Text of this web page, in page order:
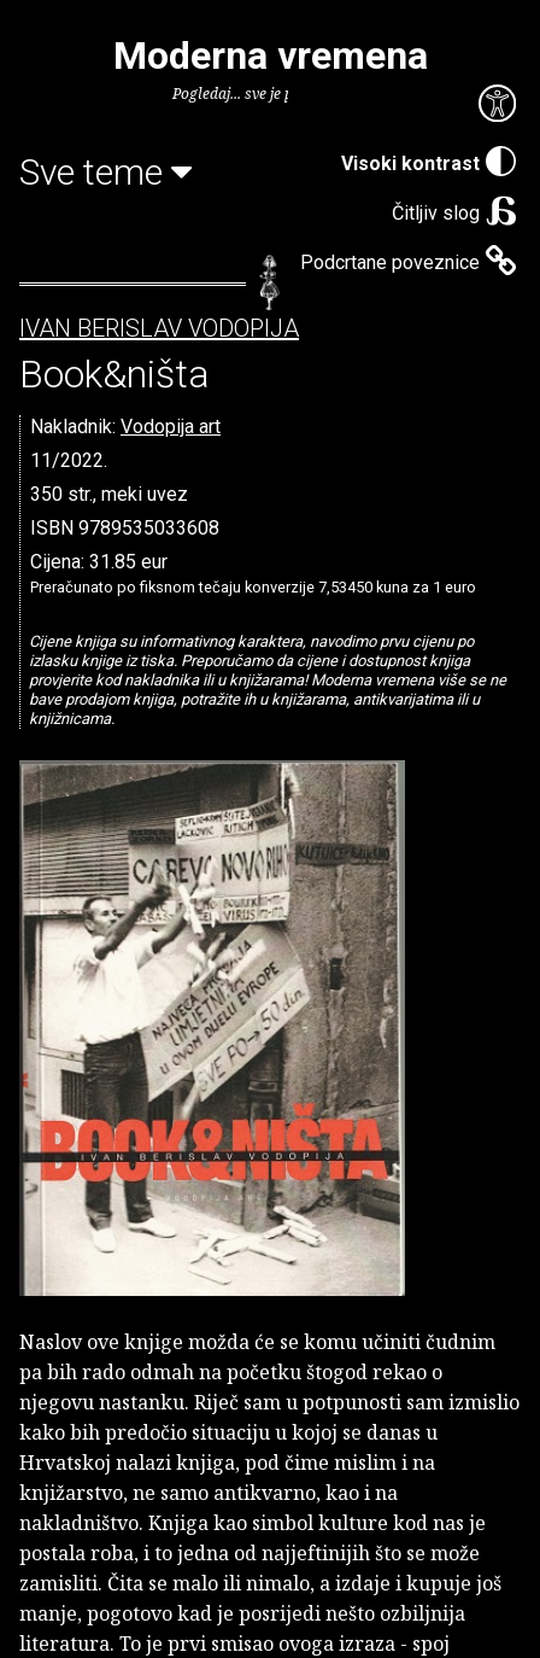
Visoki kontrast
Čitljiv slog
Podcrtane poveznice
Moderna vremena
Pogledaj... sve je puno knjiga.
Sve teme
IVAN BERISLAV VODOPIJA
Book&ništa
Nakladnik: Vodopija art
11/2022.
350 str., meki uvez
ISBN 9789535033608
Cijena: 31.85 eur
Preračunato po fiksnom tečaju konverzije 7,53450 kuna za 1 euro
Cijene knjiga su informativnog karaktera, navodimo prvu cijenu po
izlasku knjige iz tiska. Preporučamo da cijene i dostupnost knjiga
provjerite kod nakladnika ili u knjižarama! Moderna vremena više se ne
bave prodajom knjiga, potražite ih u knjižarama, antikvarijatima ili u
knjižnicama.
Naslov ove knjige možda će se komu učiniti čudnim
pa bih rado odmah na početku štogod rekao o
njegovu nastanku. Riječ sam u potpunosti sam izmislio
kako bih predočio situaciju u kojoj se danas u
Hrvatskoj nalazi knjiga, pod čime mislim i na
knjižarstvo, ne samo antikvarno, kao i na
nakladništvo. Knjiga kao simbol kulture kod nas je
postala roba, i to jedna od najjeftinijih što se može
zamisliti. Čita se malo ili nimalo, a izdaje i kupuje još
manje, pogotovo kad je posrijedi nešto ozbiljnija
literatura. To je prvi smisao ovoga izraza - spoj